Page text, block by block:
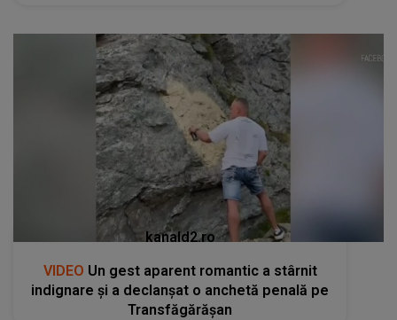
kanald2.ro
VIDEO Un gest aparent romantic a stârnit
indignare și a declanșat o anchetă penală pe
Transfăgărășan